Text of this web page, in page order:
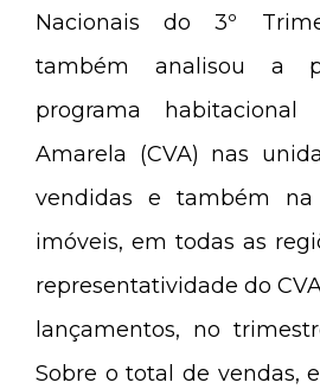
Nacionais do 3º
também analisou a
programa
Amarela (CVA) nas
vendidas e também
imóveis, em todas as
representatividade do
lançamentos, no
Sobre o total de vendas,